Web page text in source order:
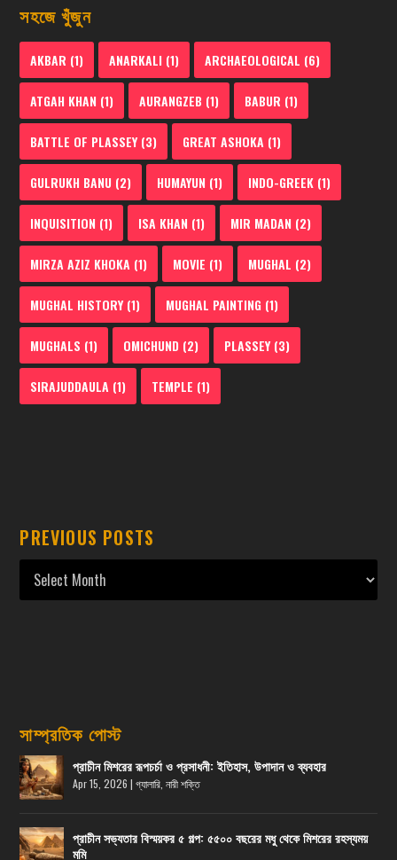
সহজে খুঁজুন
AKBAR (1) ANARKALI (1) ARCHAEOLOGICAL (6)
ATGAH KHAN (1) AURANGZEB (1) BABUR (1)
BATTLE OF PLASSEY(3) GREAT ASHOKA (1)
GULRUKH BANU (2) HUMAYUN (1) INDO-GREEK (1)
INQUISITION (1) ISA KHAN (1) MIR MADAN (2)
MIRZA AZIZ KHOKA (1) MOVIE (1) MUGHAL (2)
MUGHAL HISTORY(1) MUGHAL PAINTING (1)
MUGHALS (1) OMICHUND (2) PLASSEY(3)
SIRAJUDDAULA (1) TEMPLE (1)
PREVIOUS POSTS
সাম্প্রতিক পোস্ট
প্রাচীন মিশরের রূপচর্চা ও প্রসাধনী: ইতিহাস, উপাদান ও ব্যবহার
Apr 15, 2026 |গ্যালারি ,নারী শক্তি
প্রাচীন সভ্যতার বিস্ময়কর ৫ গল্প: ৫৫০০ বছরের মধু থেকে মিশরের রহস্যময়
মমি